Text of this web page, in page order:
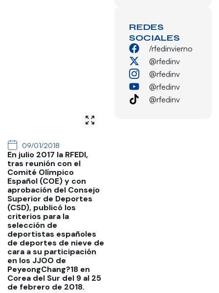
09/01/2018
En julio 2017 la RFEDI,
tras reunión con el
Comité Olímpico
Español (COE) y con
aprobación del Consejo
Superior de Deportes
(CSD), publicó los
criterios para la
selección de
deportistas españoles
de deportes de nieve de
cara a su participación
en los JJOO de
PeyeongChang?18 en
Corea del Sur del 9 al 25
de febrero de 2018.
REDES
SOCIALES
/rfedinvierno
@rfedinv
@rfedinv
@rfedinv
@rfedinv